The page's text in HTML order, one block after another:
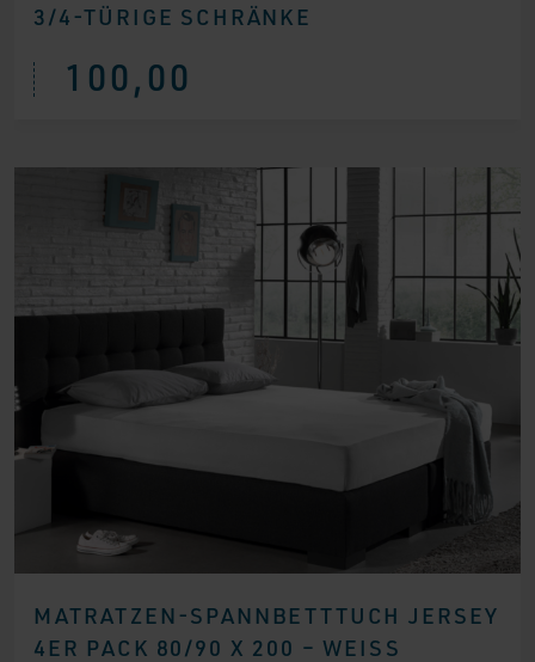
3/4-TÜRIGE SCHRÄNKE
100,00
MATRATZEN-SPANNBETTTUCH JERSEY
4ER PACK 80/90 X 200 – WEISS